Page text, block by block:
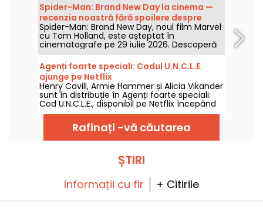
Spider-Man: Brand New Day la cinema —
recenzia noastră fără spoilere despre
revenirea lui Tom Holland în rolul Omului-
Păianjen
Spider-Man: Brand New Day, noul film Marvel
cu Tom Holland, este așteptat în
cinematografe pe 29 iulie 2026. Descoperă
recenzia noastră!
Agenți foarte speciali: Codul U.N.C.L.E.
ajunge pe Netflix
Henry Cavill, Armie Hammer și Alicia Vikander
sunt în distribuție în Agenți foarte speciali:
Cod U.N.C.L.E., disponibil pe Netflix începând
cu 6 august 2026.
Rafinați -vă căutarea
ȘTIRI
Informații cu fir + Citirile